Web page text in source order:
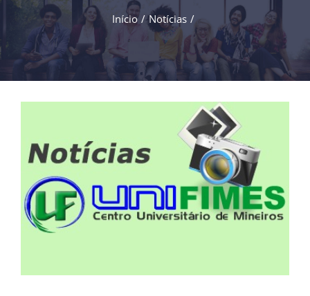
Início Notícias